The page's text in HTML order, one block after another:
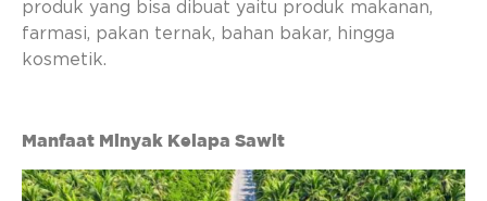
produk yang bisa dibuat yaitu produk makanan,
farmasi, pakan ternak, bahan bakar, hingga
kosmetik.
Manfaat Minyak Kelapa Sawit